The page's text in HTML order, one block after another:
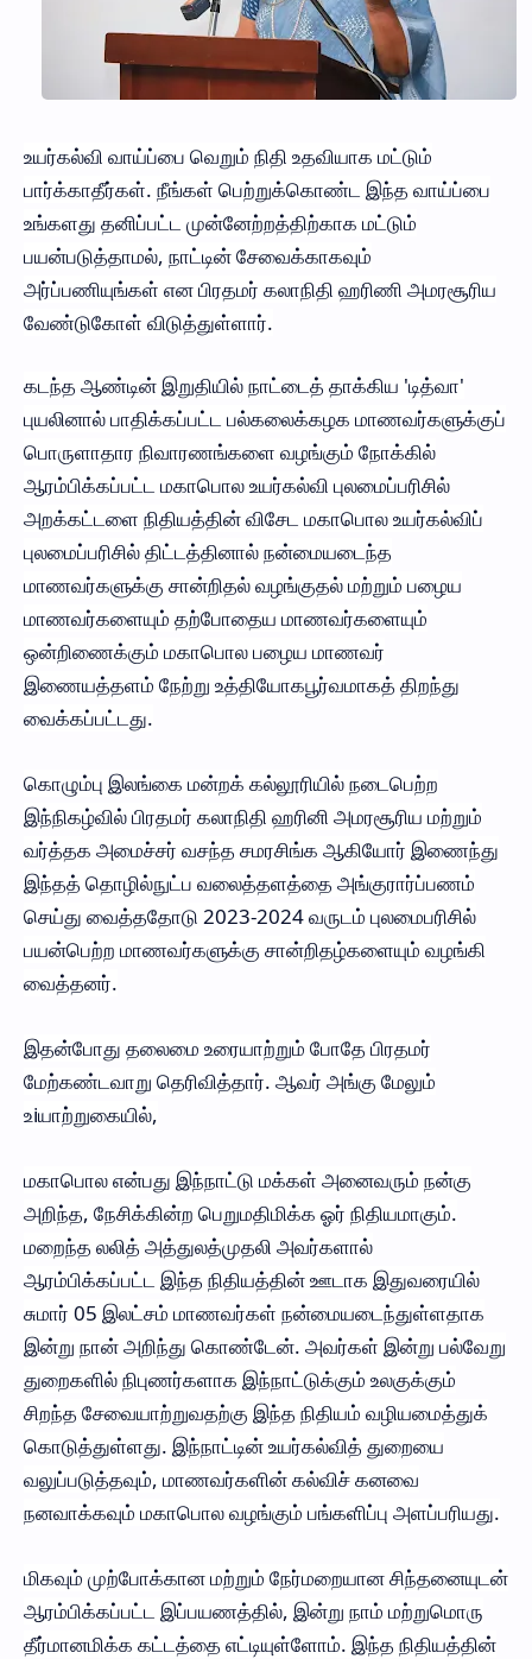
உயர்கல்வி வாய்ப்பை வெறும் நிதி உதவியாக மட்டும்
பார்க்காதீர்கள். நீங்கள் பெற்றுக்கொண்ட இந்த வாய்ப்பை
உங்களது தனிப்பட்ட முன்னேற்றத்திற்காக மட்டும்
பயன்படுத்தாமல், நாட்டின் சேவைக்காகவும்
அர்ப்பணியுங்கள் என பிரதமர் கலாநிதி ஹரிணி அமரசூரிய
வேண்டுகோள் விடுத்துள்ளார்.
கடந்த ஆண்டின் இறுதியில் நாட்டைத் தாக்கிய 'டித்வா'
புயலினால் பாதிக்கப்பட்ட பல்கலைக்கழக மாணவர்களுக்குப்
பொருளாதார நிவாரணங்களை வழங்கும் நோக்கில்
ஆரம்பிக்கப்பட்ட மகாபொல உயர்கல்வி புலமைப்பரிசில்
அறக்கட்டளை நிதியத்தின் விசேட மகாபொல உயர்கல்விப்
புலமைப்பரிசில் திட்டத்தினால் நன்மையடைந்த
மாணவர்களுக்கு சான்றிதல் வழங்குதல் மற்றும் பழைய
மாணவர்களையும் தற்போதைய மாணவர்களையும்
ஒன்றிணைக்கும் மகாபொல பழைய மாணவர்
இணையத்தளம் நேற்று உத்தியோகபூர்வமாகத் திறந்து
வைக்கப்பட்டது.
கொழும்பு இலங்கை மன்றக் கல்லூரியில் நடைபெற்ற
இந்நிகழ்வில் பிரதமர் கலாநிதி ஹரினி அமரசூரிய மற்றும்
வர்த்தக அமைச்சர் வசந்த சமரசிங்க ஆகியோர் இணைந்து
இந்தத் தொழில்நுட்ப வலைத்தளத்தை அங்குரார்ப்பணம்
செய்து வைத்ததோடு 2023-2024 வருடம் புலமைபரிசில்
பயன்பெற்ற மாணவர்களுக்கு சான்றிதழ்களையும் வழங்கி
வைத்தனர்.
இதன்போது தலைமை உரையாற்றும் போதே பிரதமர்
மேற்கண்டவாறு தெரிவித்தார். ஆவர் அங்கு மேலும்
உiயாற்றுகையில்,
மகாபொல என்பது இந்நாட்டு மக்கள் அனைவரும் நன்கு
அறிந்த, நேசிக்கின்ற பெறுமதிமிக்க ஓர் நிதியமாகும்.
மறைந்த லலித் அத்துலத்முதலி அவர்களால்
ஆரம்பிக்கப்பட்ட இந்த நிதியத்தின் ஊடாக இதுவரையில்
சுமார் 05 இலட்சம் மாணவர்கள் நன்மையடைந்துள்ளதாக
இன்று நான் அறிந்து கொண்டேன். அவர்கள் இன்று பல்வேறு
துறைகளில் நிபுணர்களாக இந்நாட்டுக்கும் உலகுக்கும்
சிறந்த சேவையாற்றுவதற்கு இந்த நிதியம் வழியமைத்துக்
கொடுத்துள்ளது. இந்நாட்டின் உயர்கல்வித் துறையை
வலுப்படுத்தவும், மாணவர்களின் கல்விச் கனவை
நனவாக்கவும் மகாபொல வழங்கும் பங்களிப்பு அளப்பரியது.
மிகவும் முற்போக்கான மற்றும் நேர்மறையான சிந்தனையுடன்
ஆரம்பிக்கப்பட்ட இப்பயணத்தில், இன்று நாம் மற்றுமொரு
தீர்மானமிக்க கட்டத்தை எட்டியுள்ளோம். இந்த நிதியத்தின்